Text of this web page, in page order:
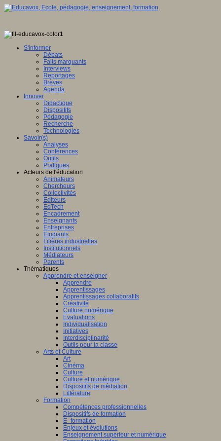
S'informer
Débats
Faits marquants
Interviews
Reportages
Brèves
Agenda
Innover
Didactique
Dispositifs
Pédagogie
Recherche
Technologies
Savoir(s)
Analyses
Conférences
Outils
Pratiques
Acteurs de l'éducation
Animateurs
Chercheurs
Collectivités
Editeurs
EdTech
Encadrement
Enseignants
Entreprises
Etudiants
Filières industrielles
Institutionnels
Médiateurs
Parents
Thématiques
Apprendre et enseigner
Apprendre
Apprentissages
Apprentissages collaboratifs
Créativité
Culture numérique
Evaluations
Individualisation
Initiatives
Interdisciplinarité
Outils pour la classe
Arts et Culture
Art
Cinéma
Culture
Culture et numérique
Dispositifs de médiation
Littérature
Formation
Compétences professionnelles
Dispositifs de formation
E- formation
Enjeux et évolutions
Enseignement supérieur et numérique